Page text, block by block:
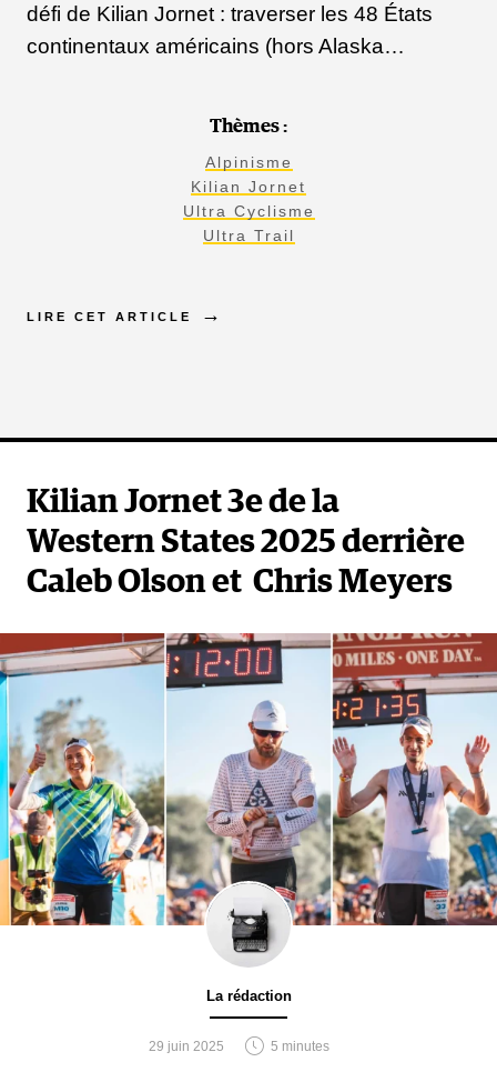
défi de Kilian Jornet : traverser les 48 États
continentaux américains (hors Alaska…
Thèmes :
Alpinisme
Kilian Jornet
Ultra Cyclisme
Ultra Trail
LIRE CET ARTICLE
Kilian Jornet 3e de la
Western States 2025 derrière
Caleb Olson et Chris Meyers
La rédaction
29 juin 2025 5 minutes